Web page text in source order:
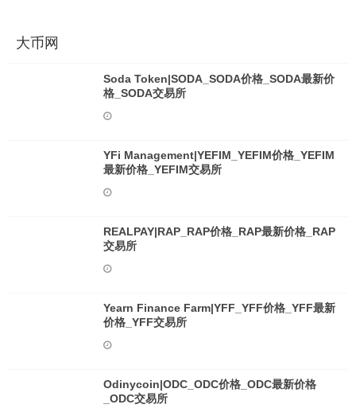
大币网
Soda Token|SODA_SODA价格_SODA最新价
格_SODA交易所
YFi Management|YEFIM_YEFIM价格_YEFIM
最新价格_YEFIM交易所
REALPAY|RAP_RAP价格_RAP最新价格_RAP
交易所
Yearn Finance Farm|YFF_YFF价格_YFF最新
价格_YFF交易所
Odinycoin|ODC_ODC价格_ODC最新价格
_ODC交易所